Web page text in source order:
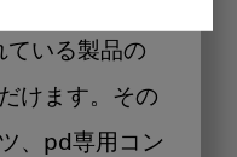
いる製品の
けます。その
、pd専用コン